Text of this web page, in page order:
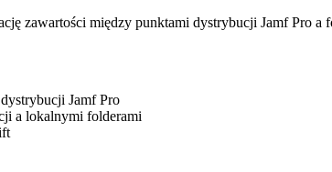
zawartości między punktami dystrybucji Jamf Pro
Jamf Pro
a lokalnymi folderami